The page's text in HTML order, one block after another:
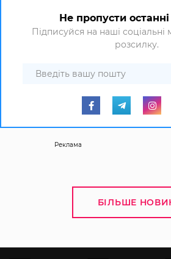
Не пропусти
Підписуйся на наші
розсилку.
Реклама
БІЛЬШЕ